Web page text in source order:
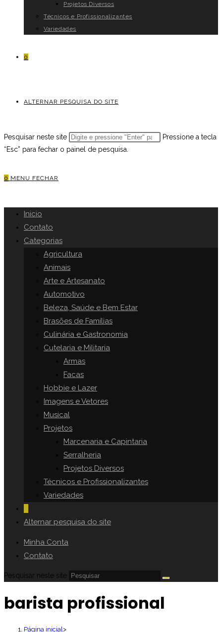
Projetos Diversos
Técnicos e Profissionalizantes
Variedades
0
ALTERNAR PESQUISA DO SITE
Pesquisar neste site
Pressione a tecla
“Esc” para fechar o painel de pesquisa.
0 MENU FECHAR
Inicio
Contato
Categorias
Agricultura
Animais
Arte e Artesanato
Automotivo
Beleza, Saúde e Bem Estar
Brasões de Famílias
Culinária e Gastronomia
Cutelaria e Militaria
Armas
Facas
Hobbie e Lazer
Imagens e Vetores
Musical
Projetos
Marcenaria e Capintaria
Serralheria
Projetos Diversos
Técnicos e Profissionalizantes
Variedades
0
Alternar pesquisa do site
Minha Conta
Contato
Pesquisar neste site
barista profissional
Página inicial >